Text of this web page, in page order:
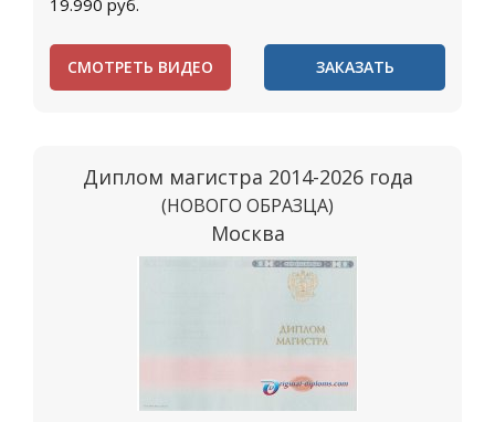
19.990 руб.
СМОТРЕТЬ ВИДЕО ЗАКАЗАТЬ
Диплом магистра 2014-2026 года
(НОВОГО ОБРАЗЦА)
Москва